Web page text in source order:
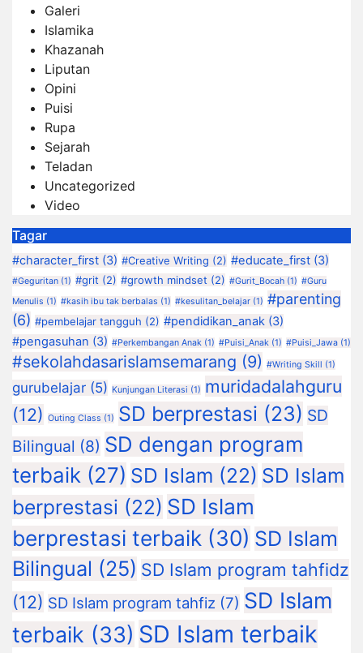
Galeri
Islamika
Khazanah
Liputan
Opini
Puisi
Rupa
Sejarah
Teladan
Uncategorized
Video
Tagar
#character_first (3) #Creative Writing (2) #educate_first (3)
#Geguritan (1) #grit (2) #growth mindset (2) #Gurit_Bocah (1) #Guru
Menulis (1) #kasih ibu tak berbalas (1) #kesulitan_belajar (1) #parenting
(6) #pembelajar tangguh (2) #pendidikan_anak (3)
#pengasuhan (3) #Perkembangan Anak (1) #Puisi_Anak (1) #Puisi_Jawa (1)
#sekolahdasarislamsemarang (9) #Writing Skill (1)
gurubelajar (5) Kunjungan Literasi (1) muridadalahguru
(12) Outing Class (1) SD berprestasi (23) SD
Bilingual (8) SD dengan program
terbaik (27) SD Islam (22) SD Islam
berprestasi (22) SD Islam
berprestasi terbaik (30) SD Islam
Bilingual (25) SD Islam program tahfidz
(12) SD Islam program tahfiz (7) SD Islam
terbaik (33) SD Islam terbaik